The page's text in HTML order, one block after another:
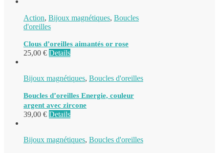
Action, Bijoux magnétiques, Boucles
d'oreilles
Clous d’oreilles aimantés or rose
25,00 € Details
Bijoux magnétiques, Boucles d'oreilles
Boucles d’oreilles Energie, couleur
argent avec zircone
39,00 € Details
Bijoux magnétiques, Boucles d'oreilles